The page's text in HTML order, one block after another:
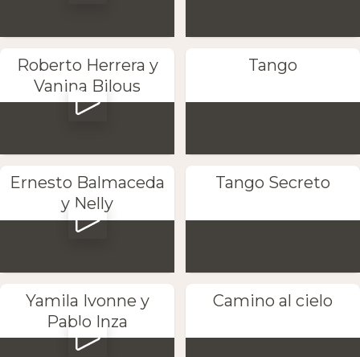
Roberto Herrera y
Vanina Bilous
Tango
Ernesto Balmaceda
y Nelly
Tango Secreto
Yamila Ivonne y
Pablo Inza
Camino al cielo